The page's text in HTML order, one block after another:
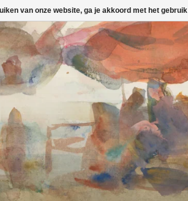
van onze website, ga je akkoord met het